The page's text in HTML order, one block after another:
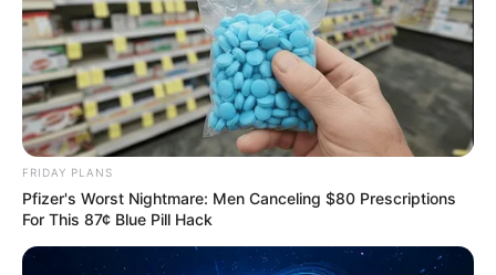
FRIDAY PLANS
Pfizer's Worst Nightmare: Men Canceling $80 Prescriptions
For This 87¢ Blue Pill Hack